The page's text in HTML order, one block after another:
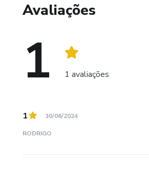
Avaliações
1 1 avaliações
1 30/06/2024
RODRIGO